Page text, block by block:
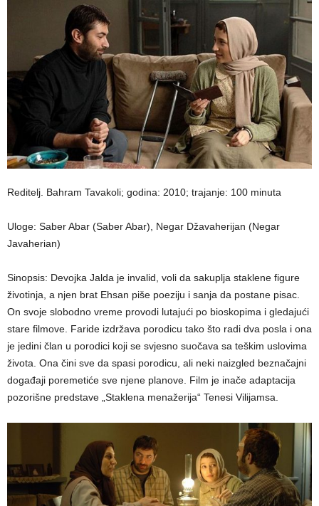
Reditelj. Bahram Tavakoli; godina: 2010; trajanje: 100 minuta
Uloge: Saber Abar (Saber Abar), Negar Džavaherijan (Negar
Javaherian)
Sinopsis: Devojka Jalda je invalid, voli da sakuplja staklene figure
životinja, a njen brat Ehsan piše ‎poeziju i sanja da postane pisac.
On svoje slobodno vreme provodi lutajući po bioskopima i ‎gledajući
stare filmove. Faride izdržava porodicu tako što radi dva posla i ona
je jedini član u ‎porodici koji se svjesno suočava sa teškim uslovima
života. Ona čini sve da spasi porodicu, ali ‎neki naizgled beznačajni
događaji poremetiće sve njene planove. Film je inače adaptacija
pozorišne predstave „Staklena menažerija“ Tenesi Vilijamsa.